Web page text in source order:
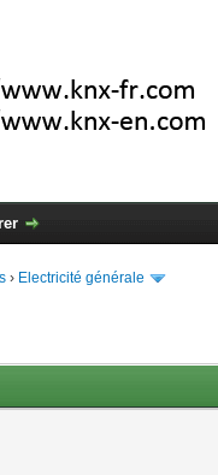
› Electricité générale